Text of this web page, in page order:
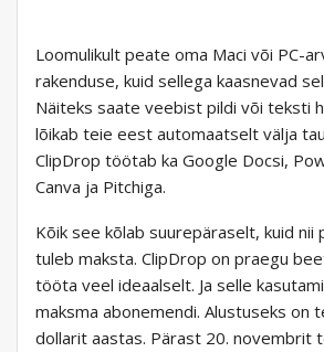
Loomulikult peate oma Maci või PC-
rakenduse, kuid sellega kaasnevad
Näiteks saate veebist pildi või teksti
lõikab teie eest automaatselt välja
ClipDrop töötab ka Google Docsi,
Canva ja Pitchiga.
Kõik see kõlab suurepäraselt, kuid
tuleb maksta. ClipDrop on praegu
tööta veel ideaalselt. Ja selle
maksma abonemendi. Alustuseks on
dollarit aastas. Pärast 20. novembrit